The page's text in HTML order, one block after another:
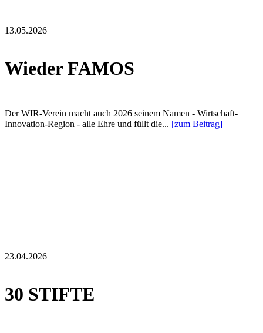
13.05.2026
Wieder FAMOS
Der WIR-Verein macht auch 2026 seinem Namen - Wirtschaft-
Innovation-Region - alle Ehre und füllt die... [zum Beitrag]
23.04.2026
30 STIFTE